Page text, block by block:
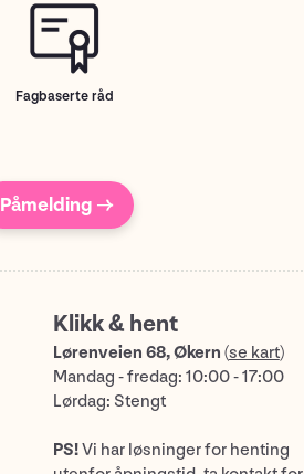
Fagbaserte råd
Påmelding →
Klikk & hent
Lørenveien 68, Økern (se kart)
Mandag - fredag: 10:00 - 17:00
Lørdag: Stengt
PS!Vi har løsninger for henting